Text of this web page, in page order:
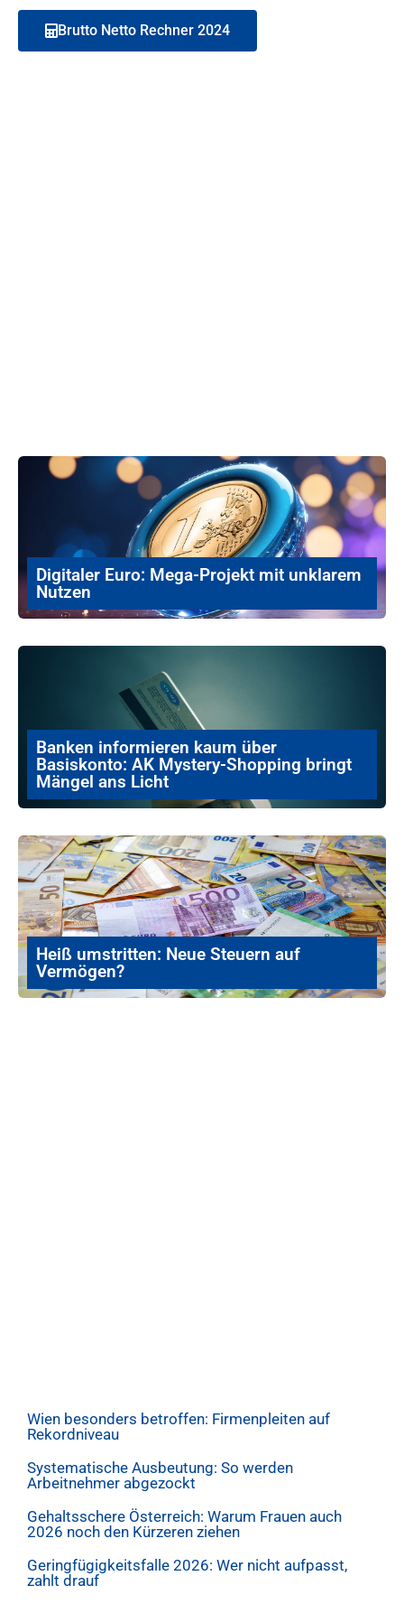
Brutto Netto Rechner 2024
Digitaler Euro: Mega-Projekt mit unklarem
Nutzen
Banken informieren kaum über
Basiskonto: AK Mystery-Shopping bringt
Mängel ans Licht
Heiß umstritten: Neue Steuern auf
Vermögen?
Wien besonders betroffen: Firmenpleiten auf
Rekordniveau
Systematische Ausbeutung: So werden
Arbeitnehmer abgezockt
Gehaltsschere Österreich: Warum Frauen auch
2026 noch den Kürzeren ziehen
Geringfügigkeitsfalle 2026: Wer nicht aufpasst,
zahlt drauf